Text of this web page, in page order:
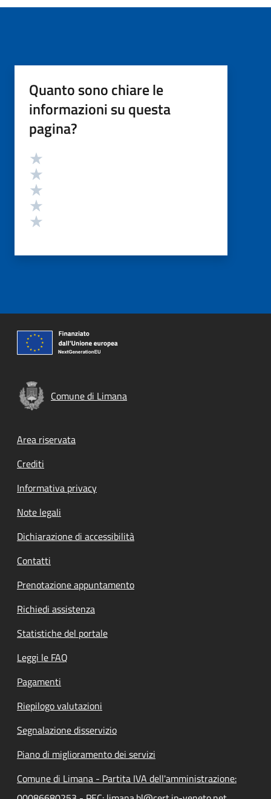
Quanto sono chiare le
informazioni su questa
pagina?
Valutazione
Comune di Limana
Footer menu
Area riservata
Crediti
Informativa privacy
Note legali
Dichiarazione di accessibilità
Contatti
Prenotazione appuntamento
Richiedi assistenza
Statistiche del portale
Leggi le FAQ
Pagamenti
Riepilogo valutazioni
Segnalazione disservizio
Piano di miglioramento dei servizi
Comune di Limana - Partita IVA dell'amministrazione: